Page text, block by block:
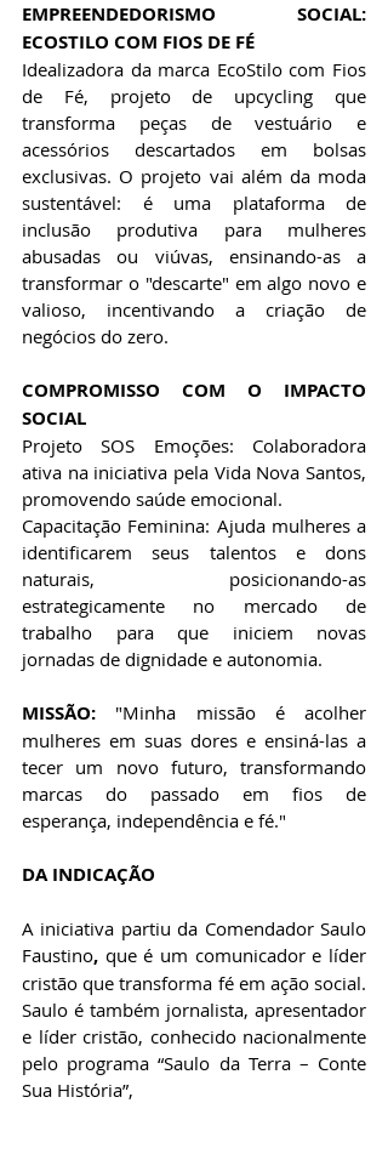
EMPREENDEDORISMO SOCIAL:
ECOSTILO COM FIOS DE FÉ
Idealizadora da marca EcoStilo com Fios
de Fé, projeto de upcycling que
transforma peças de vestuário e
acessórios descartados em bolsas
exclusivas. O projeto vai além da moda
sustentável: é uma plataforma de
inclusão produtiva para mulheres
abusadas ou viúvas, ensinando-as a
transformar o "descarte" em algo novo e
valioso, incentivando a criação de
negócios do zero.
​COMPROMISSO COM O IMPACTO
SOCIAL
​Projeto SOS Emoções: Colaboradora
ativa na iniciativa pela Vida Nova Santos,
promovendo saúde emocional.
​Capacitação Feminina: Ajuda mulheres a
identificarem seus talentos e dons
naturais, posicionando-as
estrategicamente no mercado de
trabalho para que iniciem novas
jornadas de dignidade e autonomia.
​MISSÃO: "Minha missão é acolher
mulheres em suas dores e ensiná-las a
tecer um novo futuro, transformando
marcas do passado em fios de
esperança, independência e fé."
DA INDICAÇÃO
A iniciativa partiu da Comendador Saulo
Faustino, que é um comunicador e líder
cristão que transforma fé em ação social.
Saulo é também jornalista, apresentador
e líder cristão, conhecido nacionalmente
pelo programa “Saulo da Terra – Conte
Sua História”,